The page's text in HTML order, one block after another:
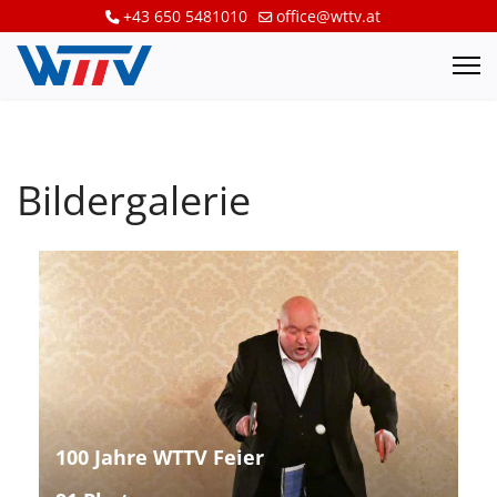
+43 650 5481010 office@wttv.at
Bildergalerie
100 Jahre WTTV Feier